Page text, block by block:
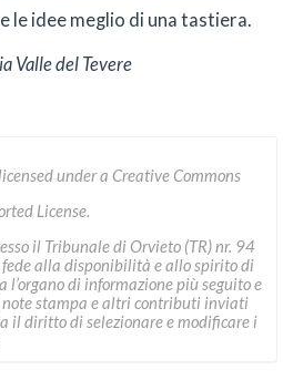
le idee meglio di una tastiera.
Valle del Tevere
under a Creative Commons
License.
il Tribunale di Orvieto (TR) nr. 94
alla disponibilità e allo spirito di
di informazione più seguito e
stampa e altri contributi inviati
il diritto di selezionare e modificare i